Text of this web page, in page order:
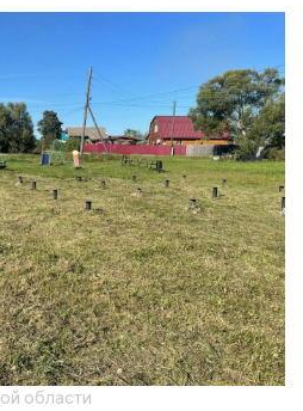
области